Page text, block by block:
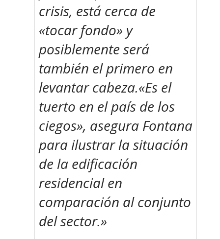
crisis, está cerca de
«tocar fondo» y
posiblemente será
también el primero en
levantar cabeza.«Es el
tuerto en el país de los
ciegos», asegura Fontana
para ilustrar la situación
de la edificación
residencial en
comparación al conjunto
del sector.»